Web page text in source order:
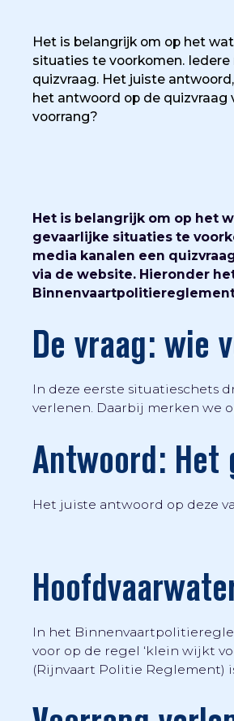
Het is belangrijk om op het
situaties te voorkomen. Iedere
quizvraag. Het juiste
het antwoord op de quizvraag
voorrang?
Het is belangrijk om op het
gevaarlijke situaties te
media kanalen een
via de website. Hieronder
De vraag: wie
In deze eerste situatieschets
verlenen. Daarbij merken we
Antwoord: Het
Het juiste antwoord op deze
In het
voor op de regel ‘klein wijkt
(Rijnvaart Politie Reglement)